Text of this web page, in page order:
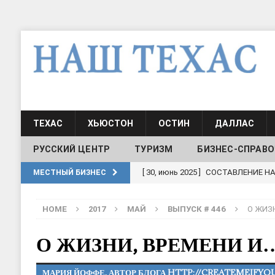
ТЕХАС ХЬЮСТОН ОСТИН ДАЛЛАС
РУССКИЙ ЦЕНТР ТУРИЗМ БИЗНЕС-
МЕСТНЫЙ БИЗНЕС [ 30, июнь 2025 ] СОСТАВЛЕНИЕ
ШКОЛЫ И ДЕТСКИЕ САДЫ
Школа русского
HOME 2017 МАЙ ВЫПУСК # 446 О
О ЖИЗНИ, ВРЕМЕНИ
МАРИЯ ЙОФФЕ, АВТОР БЛОГА HTTP://